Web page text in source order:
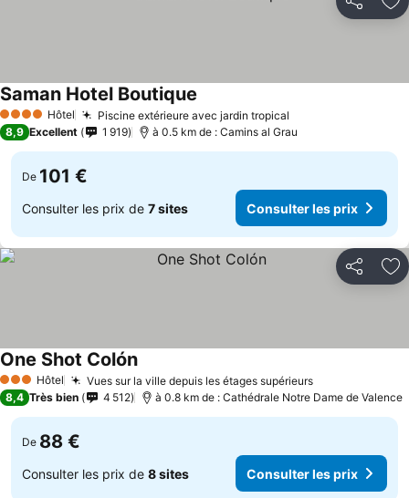
Partager
4 Étoiles Hôtel Piscine extérieure avec jardin tropical
Saman Hotel Boutique
8,9 Excellent 1 919 à 0.5 km de : Camins al Grau
De 101 €
Consulter les prix de 7 sites Consulter les prix
Partager
3 ÉtoilesHôtel Vues sur la ville depuis les étages supérieursConsulter les
One Shot ColónConsulter les prix
8,4 Très bien 4 512 à 0.8 km de : Cathédrale Notre Dame de Valence
De 88 €
Consulter les prix de 8 sites Consulter les prix